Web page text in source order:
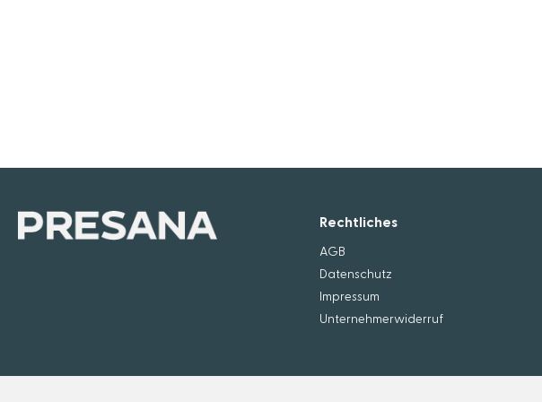
Rechtliches
AGB
Datenschutz
Impressum
Unternehmerwiderruf